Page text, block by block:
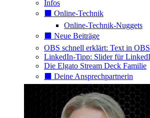
Infos
⬛️ Online-Technik
Online-Technik-Nuggets
⬛️ Neue Beiträge
OBS schnell erklärt: Text in
LinkedIn-Tipp: Slider für
Die Elgato Stream Deck Familie
⬛️ Deine Ansprechpartnerin